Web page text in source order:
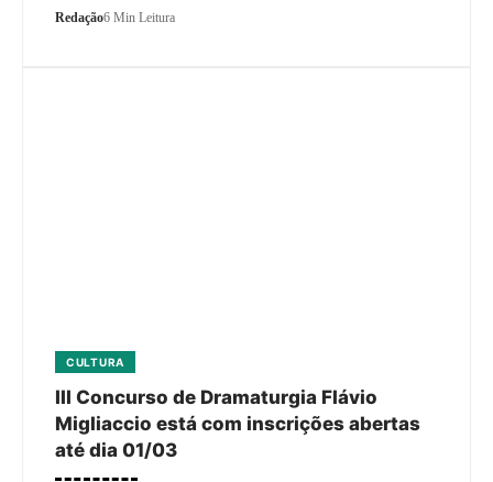
Redação6 Min Leitura
CULTURA
III Concurso de Dramaturgia Flávio
Migliaccio está com inscrições abertas
até dia 01/03